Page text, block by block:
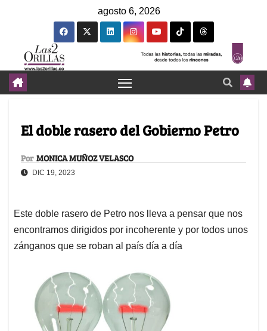
agosto 6, 2026
El doble rasero del Gobierno Petro
Por MONICA MUÑOZ VELASCO
DIC 19, 2023
Este doble rasero de Petro nos lleva a pensar que nos
encontramos dirigidos por incoherente y por todos unos
zánganos que se roban al país día a día